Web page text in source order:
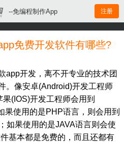
--免编程制作App 注册
免费开发软件有哪些?
app开发，离不开专业的技术团
。像安卓(Android)开发工程师
(IOS)开发工程师会用到
果使用的是PHP语言，则会用到
如果使用的是JAVA语言则会使
基本都是免费的，而且还都有